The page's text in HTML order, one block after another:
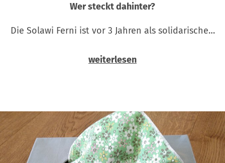
Wer steckt dahinter?
Die Solawi Ferni ist vor 3 Jahren als solidarische…
weiterlesen